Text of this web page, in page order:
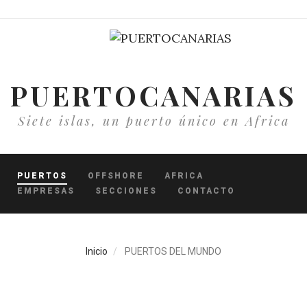
PUERTOCANARIAS
Siete islas, un puerto único en Africa
PUERTOS OFFSHORE
AFRICA
EMPRESAS
SECCIONES CONTACTO
Inicio PUERTOS DEL MUNDO